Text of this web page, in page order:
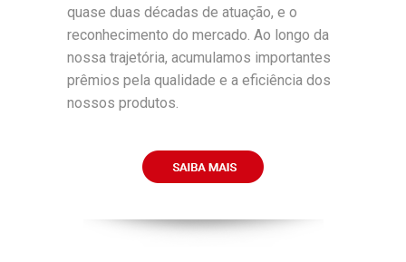
quase duas décadas de atuação, e o
reconhecimento do mercado. Ao longo da
nossa trajetória, acumulamos importantes
prêmios pela qualidade e a eficiência dos
nossos produtos.